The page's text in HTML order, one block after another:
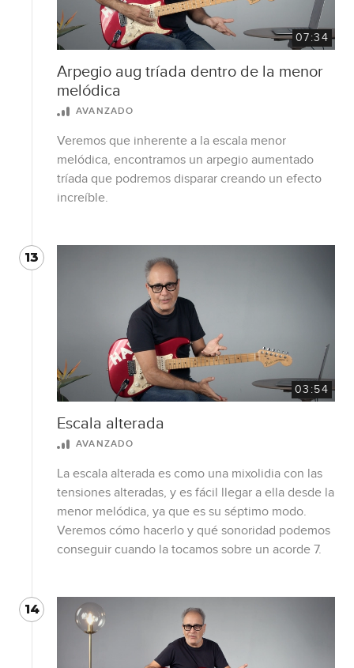
07:34
Arpegio aug tríada dentro de la menor
melódica
AVANZADO
Veremos que inherente a la escala menor
melódica, encontramos un arpegio aumentado
tríada que podremos disparar creando un efecto
increíble.
13
03:54
Escala alterada
AVANZADO
La escala alterada es como una mixolidia con las
tensiones alteradas, y es fácil llegar a ella desde la
menor melódica, ya que es su séptimo modo.
Veremos cómo hacerlo y qué sonoridad podemos
conseguir cuando la tocamos sobre un acorde 7.
14